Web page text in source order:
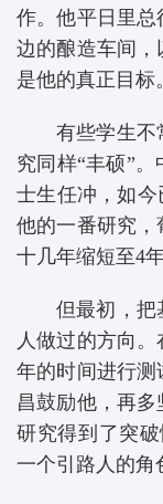
作。他平日里
边的酿造车间
是他的真正目标。
有些学生不
究同样“丰硕”
士生任冲，如今
他的一番研究
十几年缩短至4年
但最初，把
人做过的方向
年的时间进行
昌鼓励他，再
研究得到了突
一个引路人的角